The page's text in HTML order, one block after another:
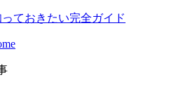
ておきたい完全ガイド